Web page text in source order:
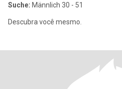
Suche: Männlich 30 - 51
Descubra você mesmo.